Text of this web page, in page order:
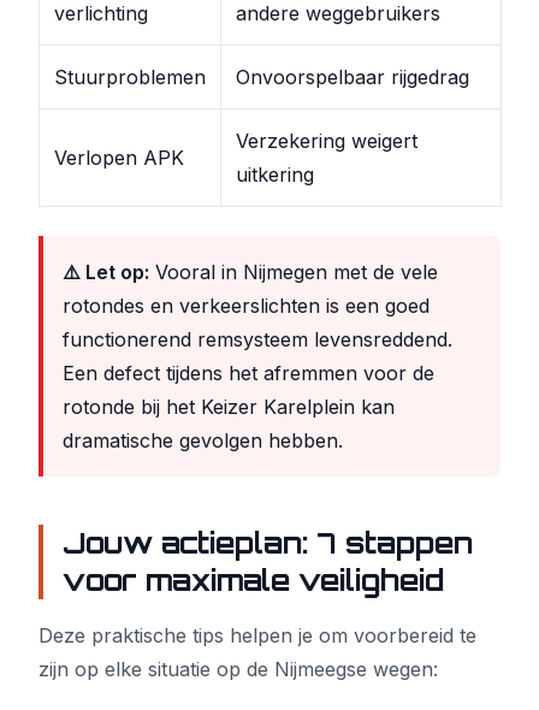
verlichting
andere weggebruikers
Stuurproblemen Onvoorspelbaar rijgedrag
Verlopen APK
Verzekering weigert
uitkering
⚠️ Let op: Vooral in Nijmegen met de vele
rotondes en verkeerslichten is een goed
functionerend remsysteem levensreddend.
Een defect tijdens het afremmen voor de
rotonde bij het Keizer Karelplein kan
dramatische gevolgen hebben.
Jouw actieplan: 7 stappen
voor maximale veiligheid
Deze praktische tips helpen je om voorbereid te
zijn op elke situatie op de Nijmeegse wegen: